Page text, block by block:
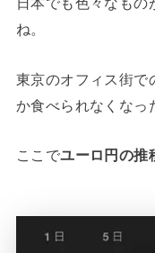
ね。
東京のオフィス街で
か食べられなくなっ
ここでユーロ円の推